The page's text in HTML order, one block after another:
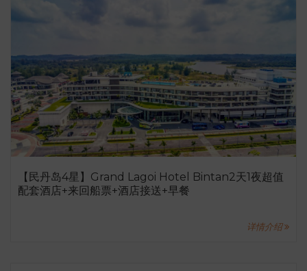
【民丹岛4星】Grand Lagoi Hotel Bintan2天1夜超值
配套酒店+来回船票+酒店接送+早餐
详情介绍